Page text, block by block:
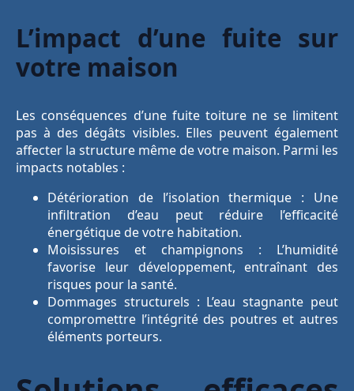
L’impact d’une fuite sur
votre maison
Les conséquences d’une fuite toiture ne se limitent
pas à des dégâts visibles. Elles peuvent également
affecter la structure même de votre maison. Parmi les
impacts notables :
Détérioration de l’isolation thermique : Une
infiltration d’eau peut réduire l’efficacité
énergétique de votre habitation.
Moisissures et champignons : L’humidité
favorise leur développement, entraînant des
risques pour la santé.
Dommages structurels : L’eau stagnante peut
compromettre l’intégrité des poutres et autres
éléments porteurs.